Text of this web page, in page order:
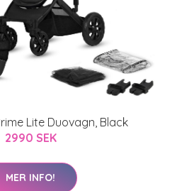
Lite Duovagn, Black
2990 SEK
MER INFO!